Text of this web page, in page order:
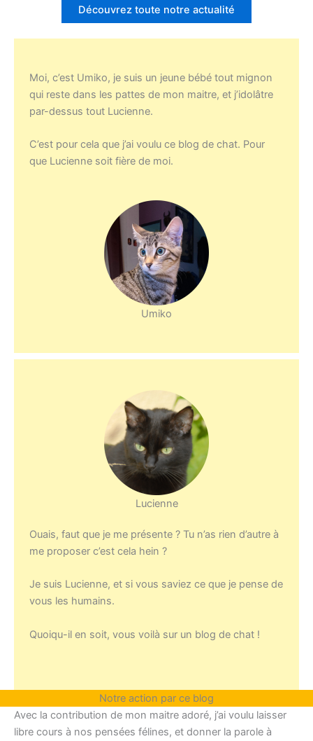
croquettes
pour
stérilisés
:
essentiels
Découvrez toute notre actualité
Moi, c’est Umiko, je suis un jeune bébé tout mignon
qui reste dans les pattes de mon maitre, et j’idolâtre
par-dessus tout Lucienne.
C’est pour cela que j’ai voulu ce blog de chat. Pour
que Lucienne soit fière de moi.
Umiko
Lucienne
Ouais, faut que je me présente ? Tu n’as rien d’autre à
me proposer c’est cela hein ?
Je suis Lucienne, et si vous saviez ce que je pense de
vous les humains.
Quoiqu-il en soit, vous voilà sur un blog de chat !
Notre action par ce blog
Avec la contribution de mon maitre adoré, j’ai voulu laisser
libre cours à nos pensées félines, et donner la parole à